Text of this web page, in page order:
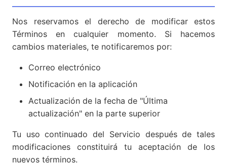
Nos reservamos el derecho de modificar estos
Términos en cualquier momento. Si hacemos
cambios materiales, te notificaremos por:
Correo electrónico
Notificación en la aplicación
Actualización de la fecha de "Última
actualización" en la parte superior
Tu uso continuado del Servicio después de tales
modificaciones constituirá tu aceptación de los
nuevos términos.